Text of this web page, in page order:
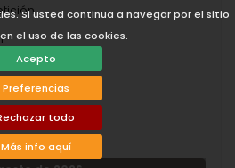
Si usted continua a navegar por el sitio
el uso de las cookies.
Acepto
Preferencias
todo
Más info aquí
en el alquiler del apartamento
de fibra óptica
tabla de planchar
refrigeración y calefacción
adicional